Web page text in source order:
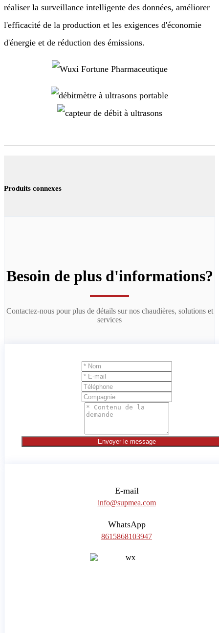
réaliser la surveillance intelligente des données, améliorer
l'efficacité de la production et les exigences d'économie
d'énergie et de réduction des émissions.
Produits connexes
Besoin de plus d'informations?
Contactez-nous pour plus de détails sur nos chaudières, solutions et
services
Envoyer le message
E-mail
info@supmea.com
WhatsApp
8615868103947